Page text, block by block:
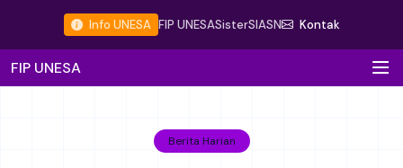
Info UNESA FIP UNESASisterSIASN Kontak
FIP UNESA
Berita Harian